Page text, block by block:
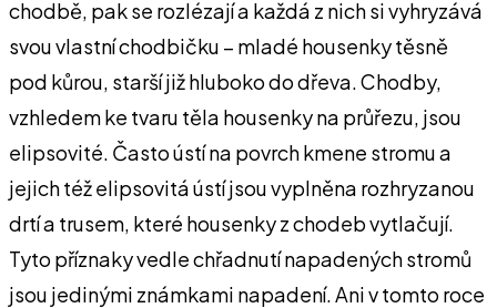
chodbě, pak se rozlézají a každá z nich si vyhryzává
svou vlastní chodbičku – mladé housenky těsně
pod kůrou, starší již hluboko do dřeva. Chodby,
vzhledem ke tvaru těla housenky na průřezu, jsou
elipsovité. Často ústí na povrch kmene stromu a
jejich též elipsovitá ústí jsou vyplněna rozhryzanou
drtí a trusem, které housenky z chodeb vytlačují.
Tyto příznaky vedle chřadnutí napadených stromů
jsou jedinými známkami napadení. Ani v tomto roce